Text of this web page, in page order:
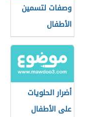
وصفات لتسمين
الأطفال
أضرار الحلويات
على الأطفال